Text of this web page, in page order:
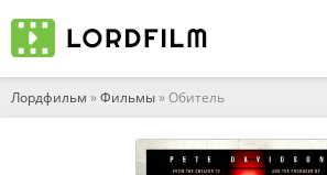
Лордфильм »Фильмы» Обитель